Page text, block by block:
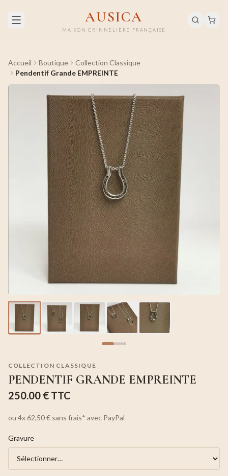
AUSICA
MAISON CRINNELIÈRE FRANÇAISE
Accueil Boutique
Collection Classique
Pendentif Grande EMPREINTE
COLLECTION CLASSIQUE
PENDENTIF GRANDE EMPREINTE
250.00 € TTC
ou 4x62,50 € sans frais* avec PayPal
Gravure